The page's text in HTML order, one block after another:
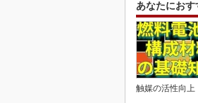
あなたにおす
触媒の活性向上